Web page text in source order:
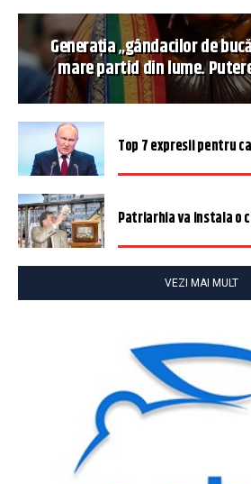
Generația „gândacilor de
mare partid din lume.
Top 7 expresii pentru
Patriarhia va instala o
VEZI MAI MULT